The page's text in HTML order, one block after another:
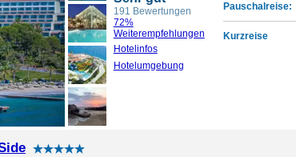
191 Bewertungen
72%
Weiterempfehlungen
Hotelinfos
Hotelumgebung
Pauschalreise:
Kurzreise